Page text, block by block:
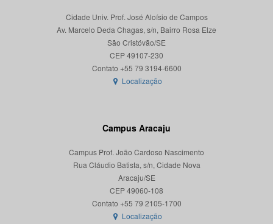
Cidade Univ. Prof. José Aloísio de Campos
Av. Marcelo Deda Chagas, s/n, Bairro Rosa Elze
São Cristóvão/SE
CEP 49107-230
Localização
Campus Aracaju
Campus Prof. João Cardoso Nascimento
Rua Cláudio Batista, s/n, Cidade Nova
Aracaju/SE
CEP 49060-108
Localização